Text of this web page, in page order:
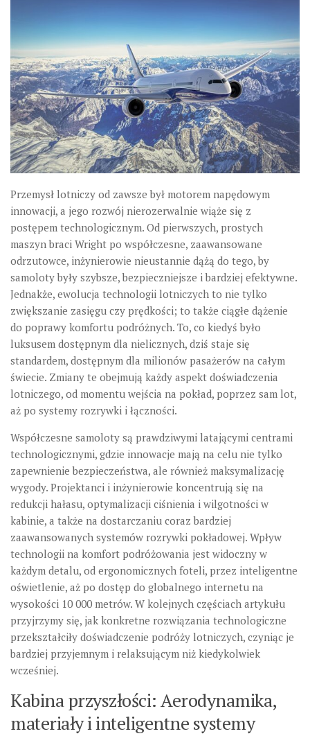
Przemysł lotniczy od zawsze był motorem napędowym
innowacji, a jego rozwój nierozerwalnie wiąże się z
postępem technologicznym. Od pierwszych, prostych
maszyn braci Wright po współczesne, zaawansowane
odrzutowce, inżynierowie nieustannie dążą do tego, by
samoloty były szybsze, bezpieczniejsze i bardziej efektywne.
Jednakże, ewolucja technologii lotniczych to nie tylko
zwiększanie zasięgu czy prędkości; to także ciągłe dążenie
do poprawy komfortu podróżnych. To, co kiedyś było
luksusem dostępnym dla nielicznych, dziś staje się
standardem, dostępnym dla milionów pasażerów na całym
świecie. Zmiany te obejmują każdy aspekt doświadczenia
lotniczego, od momentu wejścia na pokład, poprzez sam lot,
aż po systemy rozrywki i łączności.
Współczesne samoloty są prawdziwymi latającymi centrami
technologicznymi, gdzie innowacje mają na celu nie tylko
zapewnienie bezpieczeństwa, ale również maksymalizację
wygody. Projektanci i inżynierowie koncentrują się na
redukcji hałasu, optymalizacji ciśnienia i wilgotności w
kabinie, a także na dostarczaniu coraz bardziej
zaawansowanych systemów rozrywki pokładowej. Wpływ
technologii na komfort podróżowania jest widoczny w
każdym detalu, od ergonomicznych foteli, przez inteligentne
oświetlenie, aż po dostęp do globalnego internetu na
wysokości 10 000 metrów. W kolejnych częściach artykułu
przyjrzymy się, jak konkretne rozwiązania technologiczne
przekształciły doświadczenie podróży lotniczych, czyniąc je
bardziej przyjemnym i relaksującym niż kiedykolwiek
wcześniej.
Kabina przyszłości: Aerodynamika,
materiały i inteligentne systemy